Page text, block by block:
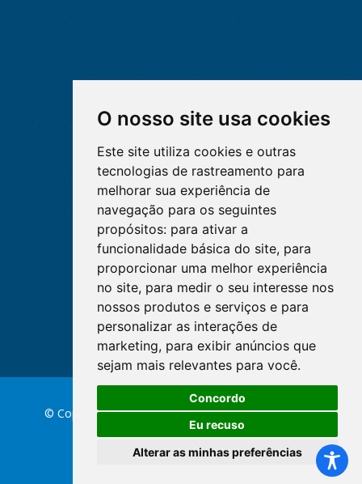
O nosso site usa cookies
Este site utiliza cookies e outras
tecnologias de rastreamento para
melhorar sua experiência de
navegação para os seguintes
propósitos: para ativar a
funcionalidade básica do site, para
proporcionar uma melhor experiência
no site, para medir o seu interesse nos
nossos produtos e serviços e para
personalizar as interações de
marketing, para exibir anúncios que
sejam mais relevantes para você.
Concordo
Eu recuso
Alterar as minhas preferências
© Copyright 2026 Conselho Federal de Enfermagem